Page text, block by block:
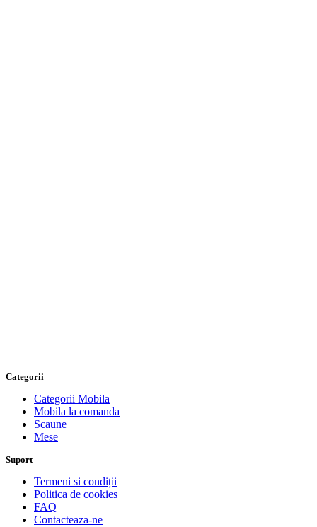
Categorii
Categorii Mobila
Mobila la comanda
Scaune
Mese
Suport
Termeni si condiții
Politica de cookies
FAQ
Contacteaza-ne